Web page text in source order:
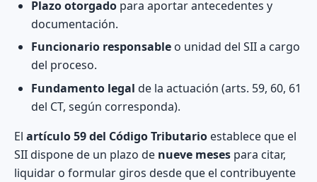
Plazo otorgado para aportar antecedentes y
documentación.
Funcionario responsable o unidad del SII a cargo
del proceso.
Fundamento legal de la actuación (arts. 59, 60, 61
del CT, según corresponda).
El artículo 59 del Código Tributario establece que el
SII dispone de un plazo de nueve meses para citar,
liquidar o formular giros desde que el contribuyente